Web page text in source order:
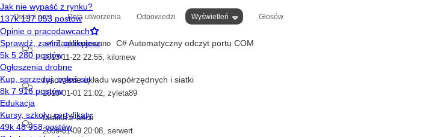
Ostatni post Data utworzenia Odpowiedzi Wyświetleń Głosów
Zaakceptowano C# Automatyczny odczyt portu COM
2013-11-22 22:55 kilomew
rysowanie układu współrzędnych i siatki
2010-01-01 21:02 zyleta89
tablica z ascii
2009-01-09 20:08 serwert